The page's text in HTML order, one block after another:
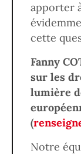
apporter
cette
Fanny
sur les
lumière
(
Notre